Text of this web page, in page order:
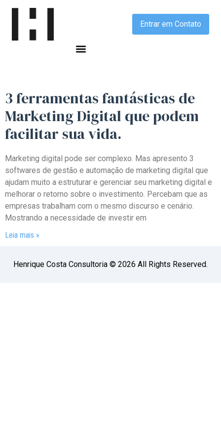
Entrar em Contato
3 ferramentasfantásticas de
Marketing Digital que podem
facilitar sua vida.
Marketing digital pode ser complexo. Mas apresento 3
softwares de gestão e automação de marketing digital que
ajudam muito a estruturar e gerenciar seu marketing digital e
melhorar o retorno sobre o investimento. Percebam que as
empresas trabalham com o mesmo discurso e cenário.
Mostrando a necessidade de investir em
Leia mais »
Henrique Costa Consultoria © 2026 All Rights Reserved.